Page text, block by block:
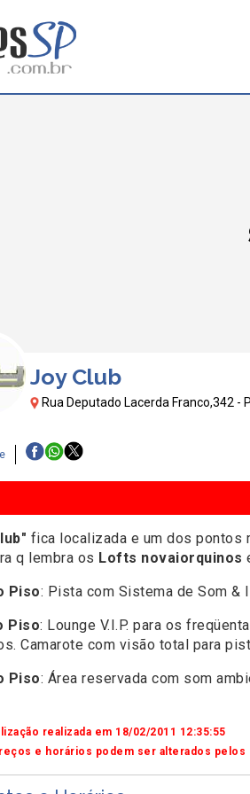
Joy Club
Rua Deputado Lacerda Franco,342 -
fica localizada e um dos pontos
q lembra os Lofts novaiorquinos
Piso: Pista com Sistema de Som &
Piso: Lounge V.I.P. para os
Camarote com visão total para
Piso: Área reservada com som
realizada em 18/02/2011 12:35:55
e horários podem ser alterados